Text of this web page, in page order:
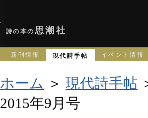
詩の本の 思潮社
新刊情報 現代詩手帖 イベント情報
ホーム ＞ 現代詩手帖
2015年9月号